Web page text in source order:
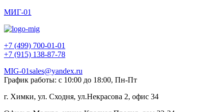
МИГ-01
+7 (499) 700-01-01
+7 (915) 138-87-78
MIG-01sales@yandex.ru
График работы: с 10:00 до 18:00, Пн-Пт
г. Химки, ул. Сходня, ул.Некрасова 2, офис 34